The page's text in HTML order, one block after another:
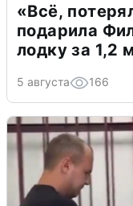
«Всё,
подарила
лодку за 1,2
5 августа 166